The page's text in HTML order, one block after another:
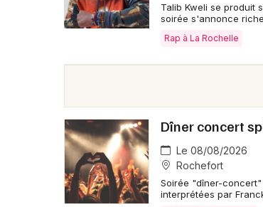
Talib Kweli se produit
soirée s'annonce
Rap à La Rochelle
Dîner concert
Le 08/08/2026
Rochefort
Soirée "dîner-
interprétées par